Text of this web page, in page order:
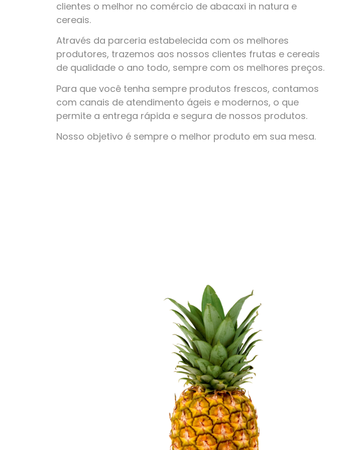
clientes o melhor no comércio de abacaxi in natura e
cereais.
Através da parceria estabelecida com os melhores
produtores, trazemos aos nossos clientes frutas e cereais
de qualidade o ano todo, sempre com os melhores preços.
Para que você tenha sempre produtos frescos, contamos
com canais de atendimento ágeis e modernos, o que
permite a entrega rápida e segura de nossos produtos.
Nosso objetivo é sempre o melhor produto em sua mesa.